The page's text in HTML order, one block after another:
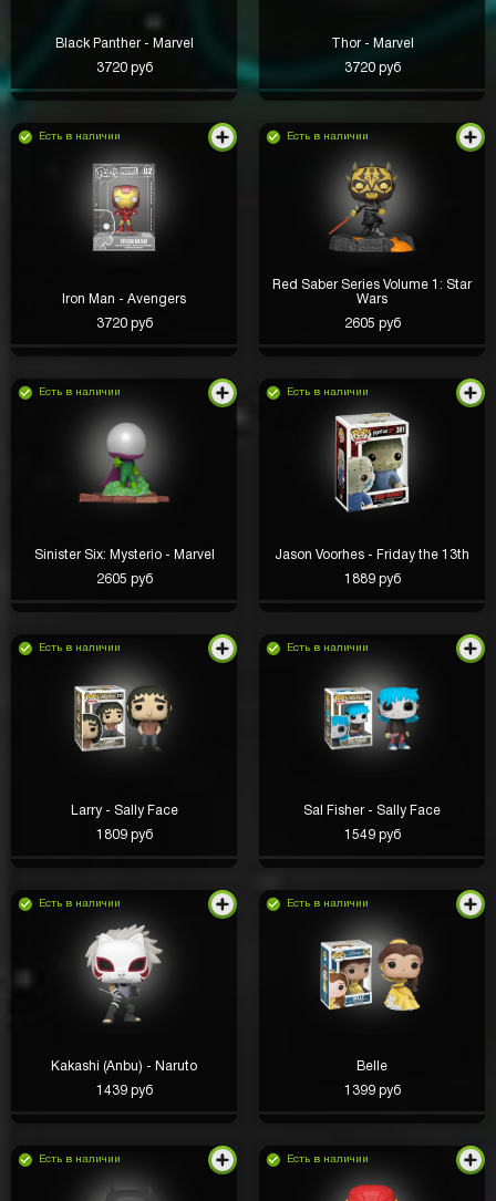
Black Panther - Marvel
3720 руб
Thor - Marvel
3720 руб
Есть в наличии
Iron Man - Avengers
3720 руб
Есть в наличии
Red Saber Series Volume 1: Star
Wars
2605 руб
Есть в наличии
Sinister Six: Mysterio - Marvel
2605 руб
Есть в наличии
Jason Voorhes - Friday the 13th
1889 руб
Есть в наличии
Larry - Sally Face
1809 руб
Есть в наличии
Sal Fisher - Sally Face
1549 руб
Есть в наличии
Kakashi (Anbu) - Naruto
1439 руб
Есть в наличии
Belle
1399 руб
Есть в наличии Есть в наличии